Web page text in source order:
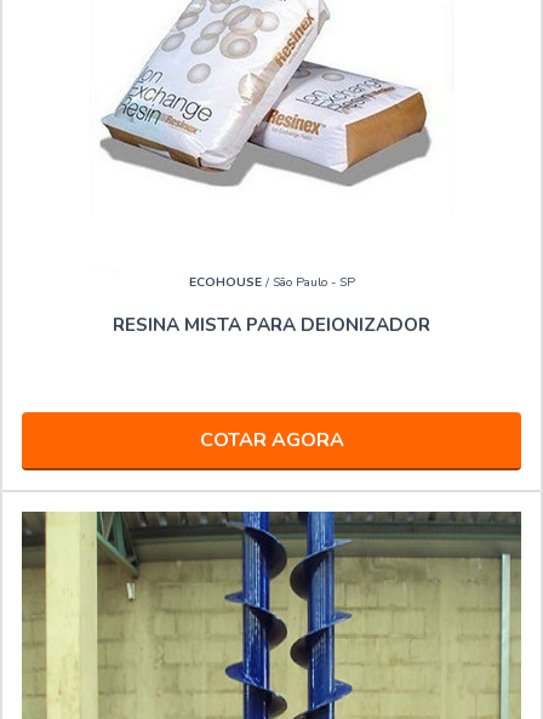
ECOHOUSE/ São Paulo - SP
RESINA MISTA PARA DEIONIZADOR
COTAR AGORA